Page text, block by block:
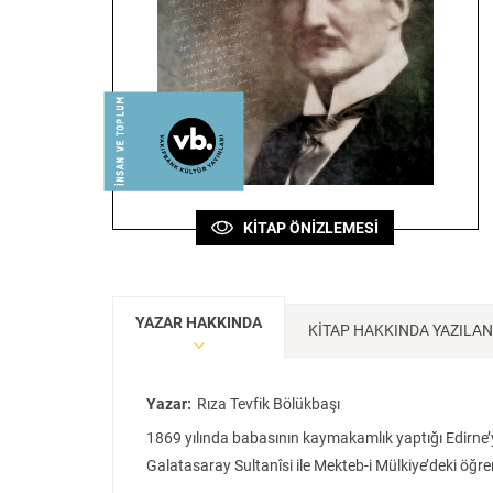
Klasik Bilim
Bilim
Felsefe
KİTAP ÖNİZLEMESİ
YAZAR HAKKINDA KİTAP HAKKINDA
Yazar: Rıza Tevfik Bölükbaşı
1869 yılında babasının kaymakamlık yaptığı
Galatasaray Sultanîsi ile Mekteb-i Mülkiye’deki